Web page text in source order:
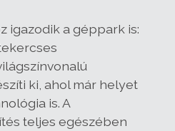
igazodik a géppark is:
ki, ahol már helyet
is. A
teljes egészében